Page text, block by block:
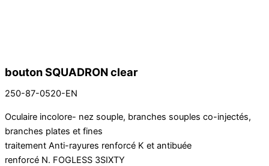
bouton SQUADRON clear
250-87-0520-EN
Oculaire incolore- nez souple, branches souples co-injectés,
branches plates et fines
traitement Anti-rayures renforcé K et antibuée
renforcé N. FOGLESS 3SIXTY